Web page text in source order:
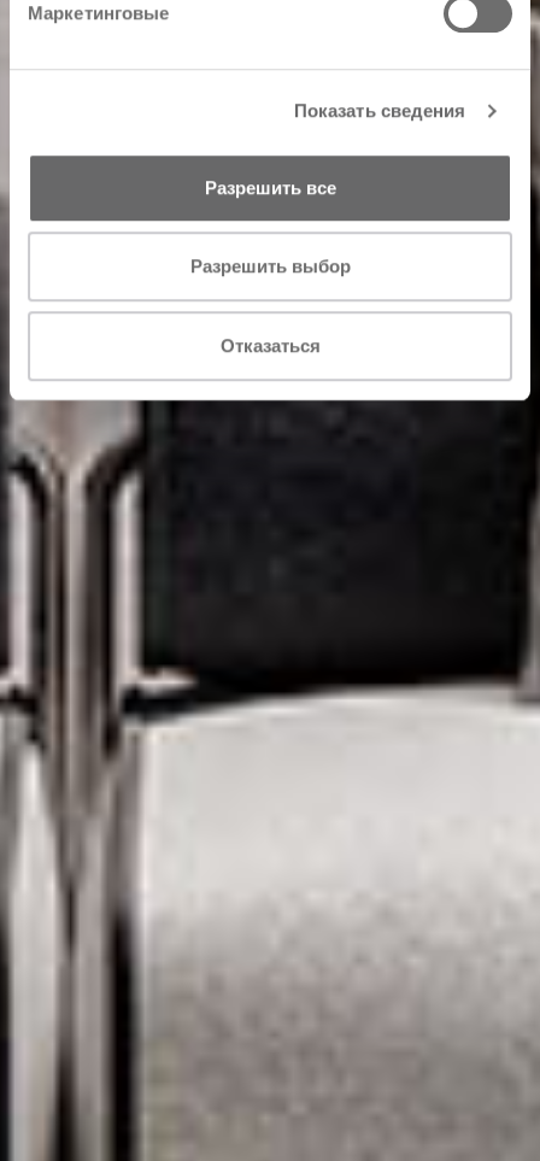
Маркетинговые
Показать сведения
Разрешить все
Разрешить выбор
Отказаться